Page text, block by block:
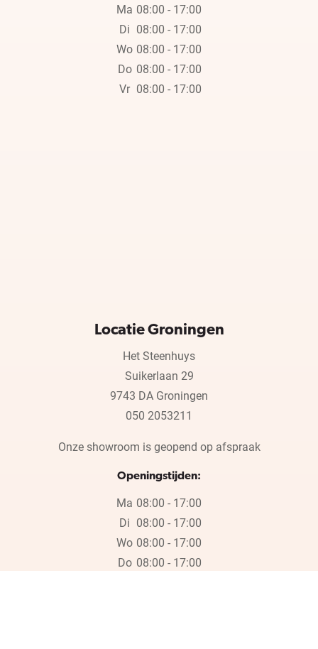
Ma 08:00 - 17:00
Di 08:00 - 17:00
Wo 08:00 - 17:00
Do 08:00 - 17:00
Vr 08:00 - 17:00
Locatie Groningen
Het Steenhuys
Suikerlaan 29
9743 DA Groningen
050 2053211
Onze showroom is geopend op afspraak
Openingstijden:
Ma 08:00 - 17:00
Di 08:00 - 17:00
Wo 08:00 - 17:00
Do 08:00 - 17:00